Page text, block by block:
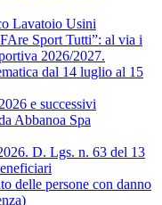
Lavatoio Usini
Sport Tutti”: al via i
2026/2027.
dal 14 luglio al 15
e successivi
Abbanoa Spa
D. Lgs. n. 63 del 13
delle persone con danno